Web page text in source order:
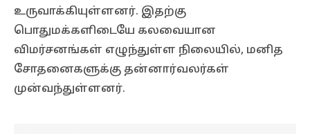
உருவாக்கியுள்ளனர். இதற்கு
பொதுமக்களிடையே கலவையான
விமர்சனங்கள் எழுந்துள்ள நிலையில், மனித
சோதனைகளுக்கு தன்னார்வலர்கள்
முன்வந்துள்ளனர்.